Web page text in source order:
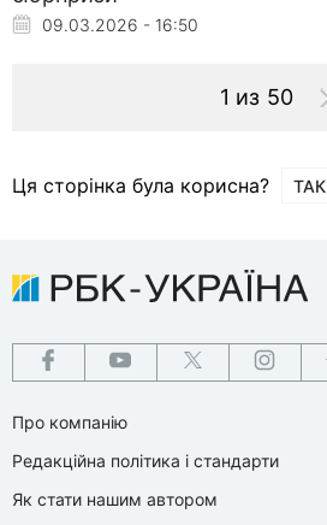
09.03.2026 - 16:50
1 из 50
Ця сторінка була корисна? ТАК
Про компанію
Редакційна політика і стандарти
Як стати нашим автором